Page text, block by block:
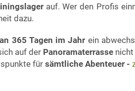
auf. Wer den Profis
dazu.
an 365 Tagen im Jahr ein
auf der Panoramaterrasse
für sämtliche Abenteuer -